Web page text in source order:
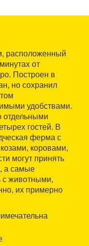
расположенный
от
Построен в
но сохранил
удобствами.
отдельными
гостей. В
ферма с
коровами,
могут принять
, а самые
с животными,
их примерно